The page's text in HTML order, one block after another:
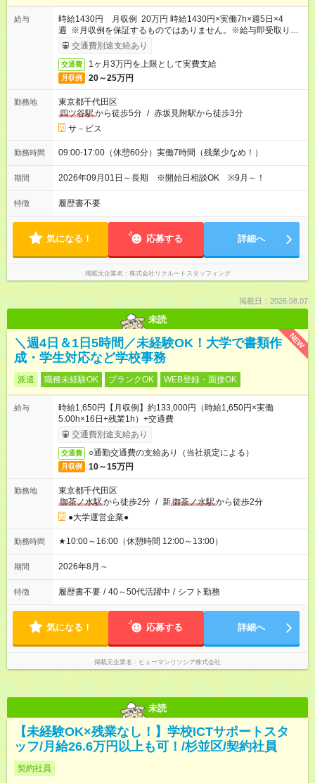
給与
時給1430円 月収例 20万円 時給1430円×実働7h×週5日×4
週 ※月収例を保証するものではありません。※給与即受取りサ
ービス利用可（利用条件有）
交通費別途支給あり
交通費 1ヶ月3万円を上限として実費支給
月収例 20～25万円
勤務地
東京都千代田区
四ツ谷駅から徒歩5分 / 赤坂見附駅から徒歩3分
サ－ビス
勤務時間 09:00-17:00（休憩60分）実働7時間（残業少なめ！）
期間 2026年09月01日～長期 ※開始日相談OK ※9月～！
特徴 履歴書不要
気になる！ 応募する 詳細へ
掲載元企業名 株式会社リクルートスタッフィング
掲載日：2026.08.07
未読
NEW
＼週4日＆1日5時間／未経験OK！大学で書類作
成・学生対応など学校事務
派遣 職種未経験OK ブランクOK WEB登録・面接OK
給与
時給1,650円【月収例】約133,000円（時給1,650円×実働
5.00h×16日+残業1h）+交通費
交通費別途支給あり
交通費 ○通勤交通費の支給あり（当社規定による）
月収例 10～15万円
勤務地
東京都千代田区
御茶ノ水駅から徒歩2分 / 新御茶ノ水駅から徒歩2分
●大学運営企業●
勤務時間 ★10:00～16:00（休憩時間 12:00～13:00）
期間 2026年8月～
特徴 履歴書不要 / 40～50代活躍中 / シフト勤務
気になる！ 応募する 詳細へ
掲載元企業名 ヒューマンリソシア株式会社
未読
【未経験OK×残業なし！】学校ICTサポートスタ
ッフ/月給26.6万円以上も可！/杉並区/契約社員
契約社員